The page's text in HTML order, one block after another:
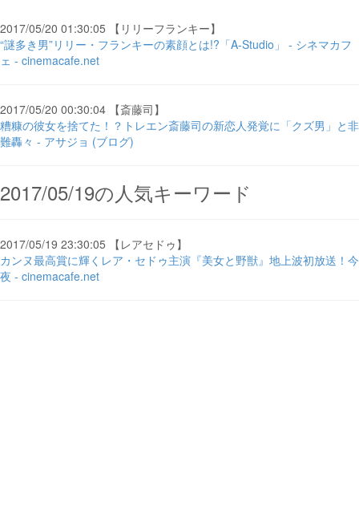
2017/05/20 01:30:05 【リリーフランキー】
“謎多き男”リリー・フランキーの素顔とは!?「A-Studio」 - シネマカフ
ェ - cinemacafe.net
2017/05/20 00:30:04 【斎藤司】
糟糠の彼女を捨てた！？トレエン斎藤司の新恋人発覚に「クズ男」と非
難轟々 - アサジョ (ブログ)
2017/05/19の人気キーワード
2017/05/19 23:30:05 【レアセドゥ】
カンヌ最高賞に輝くレア・セドゥ主演『美女と野獣』地上波初放送！今
夜 - cinemacafe.net